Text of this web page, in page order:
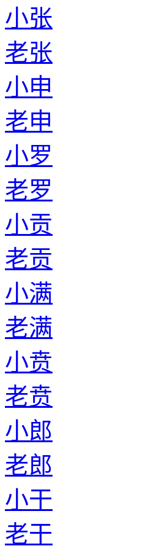
小张
老张
小申
老申
小罗
老罗
小贡
老贡
小满
老满
小贲
老贲
小郎
老郎
小干
老干